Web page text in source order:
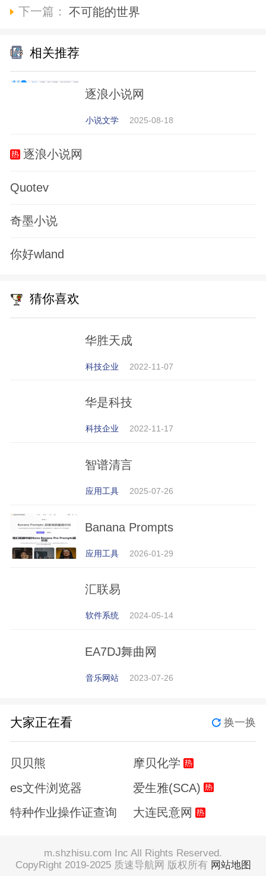
下一篇：
不可能的世界
相关推荐
逐浪小说网
小说文学 2025-08-18
逐浪小说网
Quotev
奇墨小说
你好wland
猜你喜欢
华胜天成
科技企业 2022-11-07
华是科技
科技企业 2022-11-17
智谱清言
应用工具 2025-07-26
Banana Prompts
应用工具 2026-01-29
汇联易
软件系统 2024-05-14
EA7DJ舞曲网
音乐网站 2023-07-26
大家正在看 换一换
贝贝熊
摩贝化学
es文件浏览器
爱生雅(SCA)
特种作业操作证查询
大连民意网
m.shzhisu.com Inc All Rights Reserved.
CopyRight 2019-2025 质速导航网 版权所有 网站地图